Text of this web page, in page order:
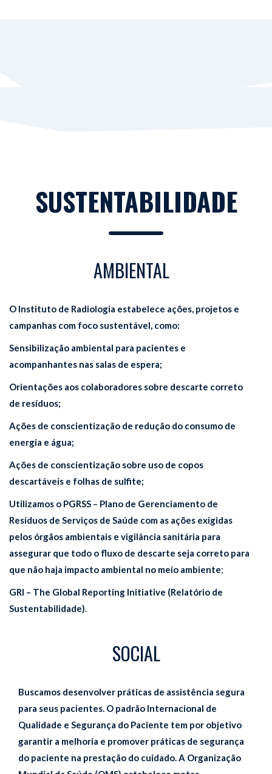
SUSTENTABILIDADE
AMBIENTAL
O Instituto de Radiologia estabelece ações, projetos e
campanhas com foco sustentável, como:
Sensibilização ambiental para pacientes e
acompanhantes nas salas de espera;
Orientações aos colaboradores sobre descarte correto
de resíduos;
Ações de conscientização de redução do consumo de
energia e água;
Ações de conscientização sobre uso de copos
descartáveis e folhas de sulfite;
Utilizamos o PGRSS – Plano de Gerenciamento de
Resíduos de Serviços de Saúde com as ações exigidas
pelos órgãos ambientais e vigilância sanitária para
assegurar que todo o fluxo de descarte seja correto para
que não haja impacto ambiental no meio ambiente;
GRI – The Global Reporting Initiative (Relatório de
Sustentabilidade)
SOCIAL
Buscamos desenvolver práticas de assistência segura
para seus pacientes. O padrão Internacional de
Qualidade e Segurança do Paciente tem por objetivo
garantir a melhoria e promover práticas de segurança
do paciente na prestação do cuidado. A Organização